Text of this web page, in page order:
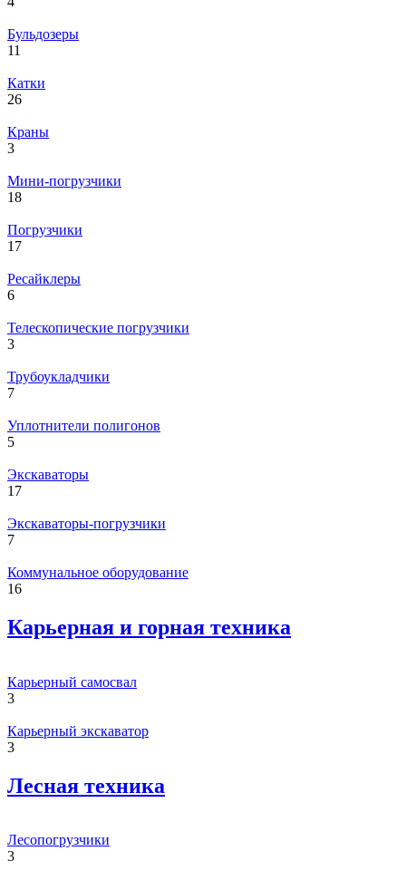
Бульдозеры
11
Катки
26
Краны
3
Мини-погрузчики
18
Погрузчики
17
Ресайклеры
6
Телескопические погрузчики
3
Трубоукладчики
7
Уплотнители полигонов
5
Экскаваторы
17
Экскаваторы-погрузчики
7
Коммунальное оборудование
16
Карьерная и горная техника
Карьерный самосвал
3
Карьерный экскаватор
3
Лесная техника
Лесопогрузчики
3